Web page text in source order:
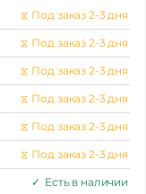
⧖ Под заказ 2-3 дня
⧖ Под заказ 2-3 дня
⧖ Под заказ 2-3 дня
⧖ Под заказ 2-3 дня
⧖ Под заказ 2-3 дня
⧖ Под заказ 2-3 дня
✓ Есть в наличии